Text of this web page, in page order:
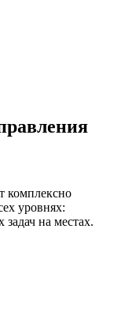
комплексно
уровнях:
задач на местах.